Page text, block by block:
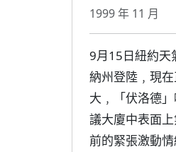
1999 年 11 月
9月15日紐約天
納州登陸﹐現
大﹐「伏洛德
議大廈中表面
前的緊張激動